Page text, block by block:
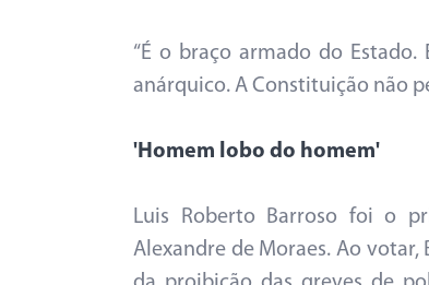
“É o braço armado do
anárquico. A Constituição não
'Homem lobo do homem'
Luis Roberto Barroso foi o
Alexandre de Moraes. Ao